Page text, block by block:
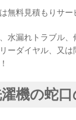
無料見積もりサ
水漏れトラブル、
ーダイヤル、又
機の蛇